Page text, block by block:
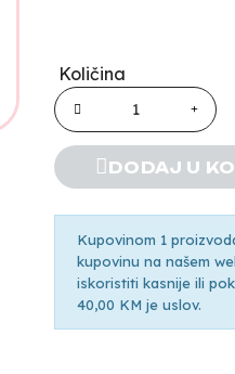
Količina
DODAJ U
Kupovinom 1
kupovinu na našem
iskoristiti kasnije ili
40,00 KM je uslov.